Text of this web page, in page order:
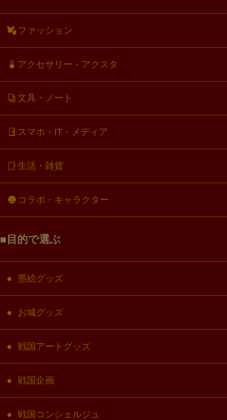
ファッション
アクセサリー・アクスタ
文具・ノート
スマホ・IT・メディア
生活・雑貨
コラボ・キャラクター
目的で選ぶ
墨絵グッズ
お城グッズ
戦国アートグッズ
戦国企画
戦国コンシェルジュ